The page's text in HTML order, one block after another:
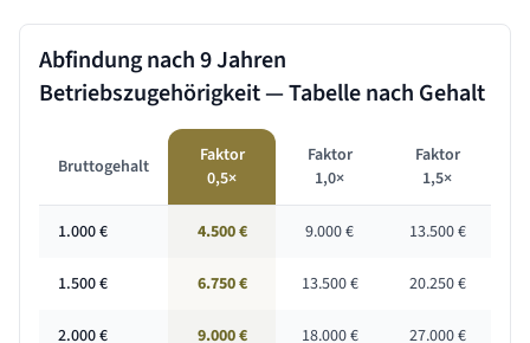
Abfindung nach9 Jahren
Betriebszugehörigkeit — Tabelle nach Gehalt
Bruttogehalt
Faktor
0,5×
Faktor
1,0×
Faktor
1,5×
1.000€ 4.500 € 9.000 € 13.500 €
1.500€ 6.750 € 13.500 € 20.250 €
2.000€ 9.000 € 18.000 € 27.000 €